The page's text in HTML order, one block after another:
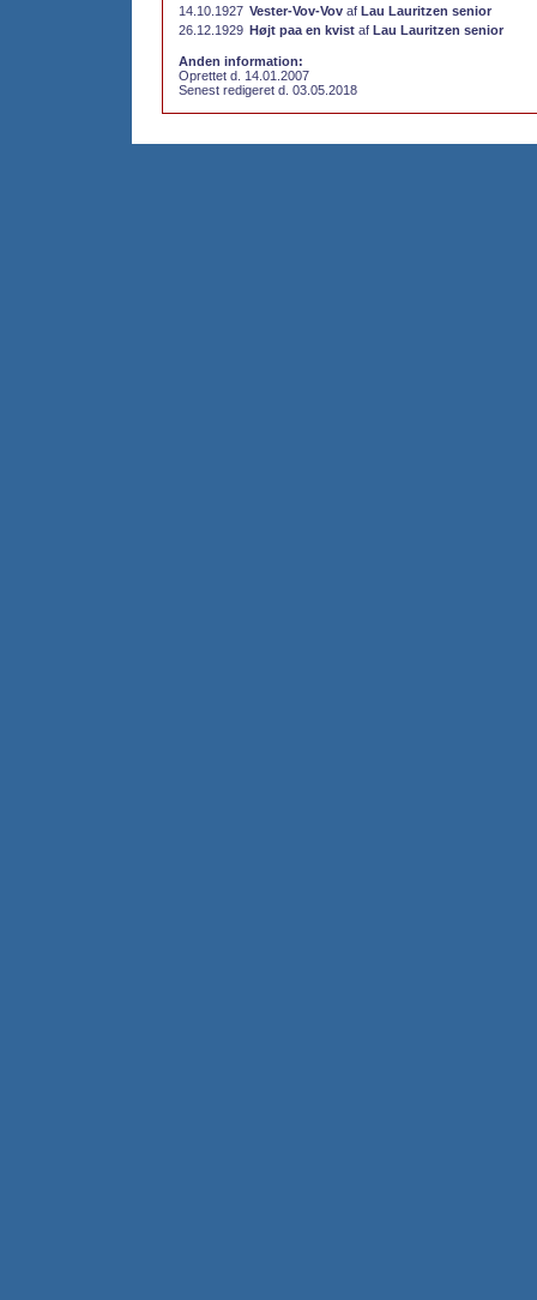
14.10.1927 Vester-Vov-Vov af Lau Lauritzen senior
26.12.1929 Højt paa en kvist af Lau Lauritzen senior
Anden information:
Oprettet d. 14.01.2007
Senest redigeret d. 03.05.2018